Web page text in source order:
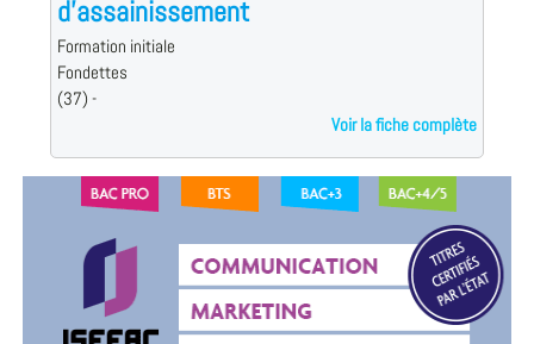
d'assainissement
Formation initiale
Fondettes
(37) -
Voir la fiche complète